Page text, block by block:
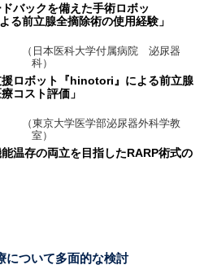
ドバックを備えた手術ロボッ
る前立腺全摘除術の使用経験」
（日本医科大学付属病院 泌尿器
科）
援ロボット『hinotori』による前立腺
コスト評価」
（東京大学医学部泌尿器外科学教
室）
能温存の両立を目指したRARP術式の
について多面的な検討